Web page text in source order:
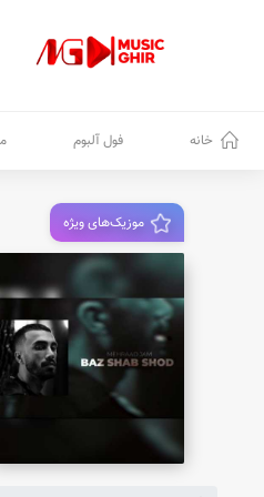
خانه فول آلبوم
موزیک‌های ویژه